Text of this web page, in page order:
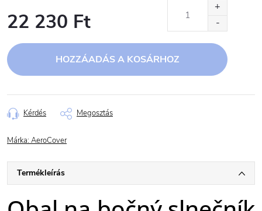
22 230 Ft
HOZZÁADÁS A KOSÁRHOZ
Kérdés Megosztás
Márka: AeroCover
Termékleírás